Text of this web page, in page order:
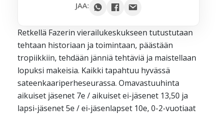
Retkellä Fazerin vierailukeskukseen tutustutaan
tehtaan historiaan ja toimintaan, päästään
tropiikkiin, tehdään jänniä tehtäviä ja maistellaan
lopuksi makeisia. Kaikki tapahtuu hyvässä
sateenkaariperheseurassa. Omavastuuhinta
aikuiset jäsenet 7e / aikuiset ei-jäsenet 13,50 ja
lapsi-jäsenet 5e / ei-jäsenlapset 10e, 0-2-vuotiaat
Yahoo
iCal / .ics
JAA: